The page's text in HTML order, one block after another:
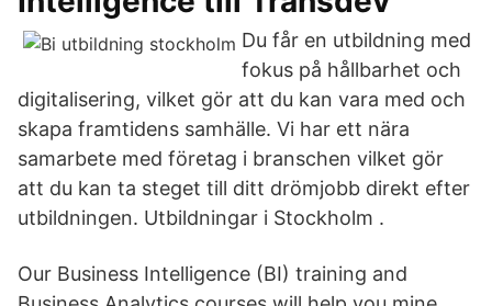
Du får en utbildning med
fokus på hållbarhet och
digitalisering, vilket gör att du kan vara med och
skapa framtidens samhälle. Vi har ett nära
samarbete med företag i branschen vilket gör
att du kan ta steget till ditt drömjobb direkt efter
utbildningen. Utbildningar i Stockholm .
Our Business Intelligence (BI) training and